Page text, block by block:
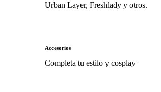
Urban Layer, Freshlady y otros.
Accesorios
Completa tu estilo y cosplay